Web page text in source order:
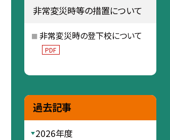
非常変災時等の措置について
非常変災時の登下校について
PDF
過去記事
2026年度